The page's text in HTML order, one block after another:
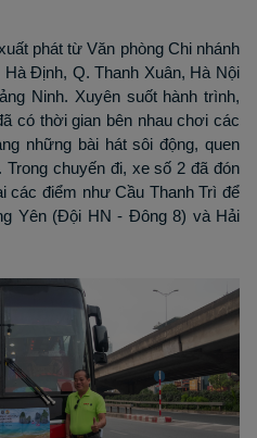
phát từ Văn phòng Chi nhánh
Định, Q. Thanh Xuân, Hà Nội
Ninh. Xuyên suốt hành trình,
có thời gian bên nhau chơi các
những bài hát sôi động, quen
chuyến đi, xe số 2 đã đón
các điểm như Cầu Thanh Trì để
Yên (Đội HN - Đông 8) và Hải